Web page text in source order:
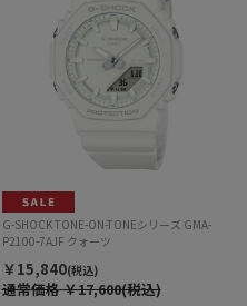
G-SHOCK TONE-ON-TONEシリーズ GMA-
P2100-7AJF クォーツ
￥15,840(税込)
通常価格￥17,600(税込)